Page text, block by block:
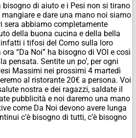
bisogno di aiuto e i Pesi non si tirano
mangiare e dare una mano noi siamo
sera abbiamo completamente
della buona cucina e della bella
i tifosi del Como sulla loro
“Da Noi” ha bisogno di VOI e così
pensata. Sentite un po’, per ogni
Massimi nei prossimi 4 martedì
al ristorante 20€ a persona. Voi
nostra e dei ragazzi, saldate il
pubblicità e noi daremo una mano
come Da Noi devono avere lunga
c’è bisogno di tutti, c’è bisogno